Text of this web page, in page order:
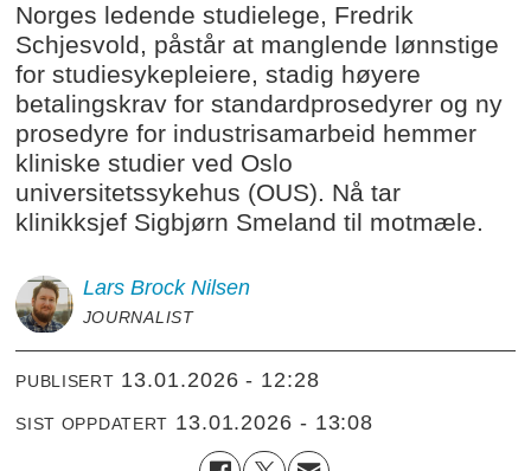
Norges ledende studielege, Fredrik
Schjesvold, påstår at manglende lønnstige
for studiesykepleiere, stadig høyere
betalingskrav for standardprosedyrer og ny
prosedyre for industrisamarbeid hemmer
kliniske studier ved Oslo
universitetssykehus (OUS). Nå tar
klinikksjef Sigbjørn Smeland til motmæle.
Lars Brock Nilsen
JOURNALIST
PUBLISERT 13.01.2026 - 12:28
SIST OPPDATERT 13.01.2026 - 13:08